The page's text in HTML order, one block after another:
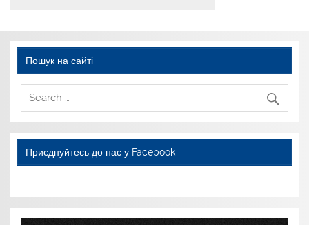
Пошук на сайті
Приєднуйтесь до нас у Facebook